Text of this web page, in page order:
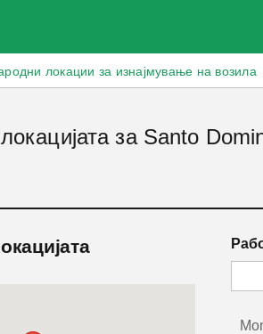
локации за изнајмување на возила
за Santo